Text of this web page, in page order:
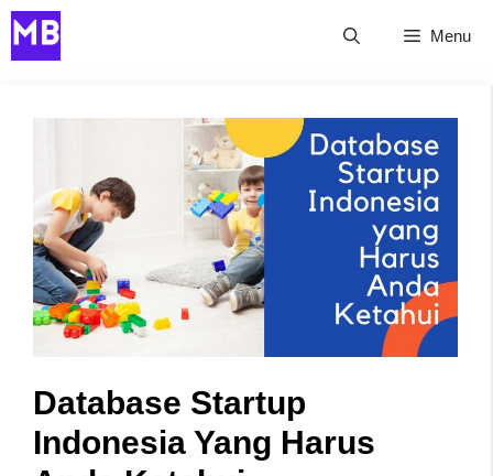
Skip
to
Menu
Database Startup
Indonesia Yang Harus